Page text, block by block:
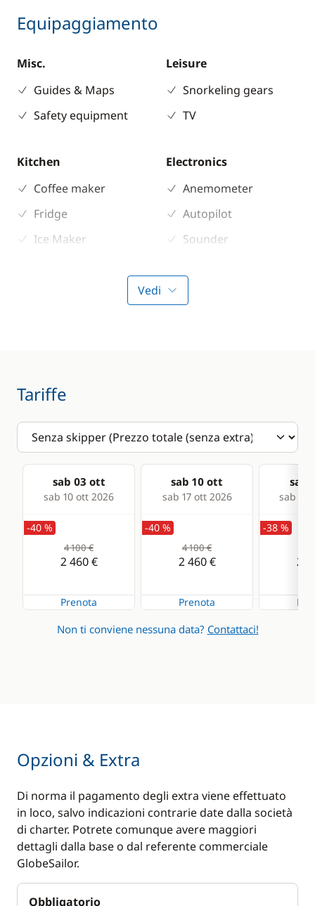
Equipaggiamento
Misc.
Guides & Maps
Safety equipment
Leisure
Snorkeling gears
TV
Kitchen
Coffee maker
Fridge
Ice Maker
Electronics
Anemometer
Autopilot
Sounder
Swimming ladder
Vedi
Tariffe
sab 03 ott
sab 10 ott 2026
sab 10 ott
sab 17 ott 2026
sab
sab 24
-40 %
4 100 €
2 460 €
Prenota
-40 %
4 100 €
2 460 €
Prenota
-38 %
2
Non ti conviene nessuna data? Contattaci!
Opzioni & Extra
Di norma il pagamento degli extra viene effettuato
in loco, salvo indicazioni contrarie date dalla società
di charter. Potrete comunque avere maggiori
dettagli dalla base o dal referente commerciale
GlobeSailor.
Obbligatorio